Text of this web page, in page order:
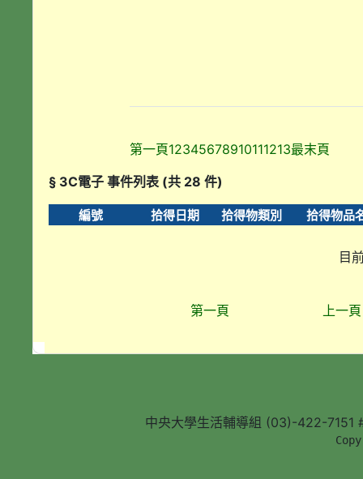
第一頁12345678910111213最末頁
§ 3C電子 事件列表 (共 28 件)
編號 拾得日期 拾得物類別 拾得物品
目
第一頁 上一頁
中央大學生活輔導組 (03)-422-7151